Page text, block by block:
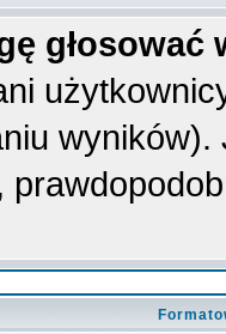
głosować